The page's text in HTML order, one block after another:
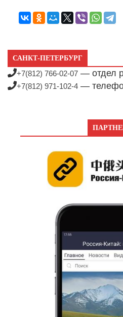
САНКТ-ПЕТЕРБУРГ
+7(812) 766-02-07 — отдел
+7(812) 971-102-4 —